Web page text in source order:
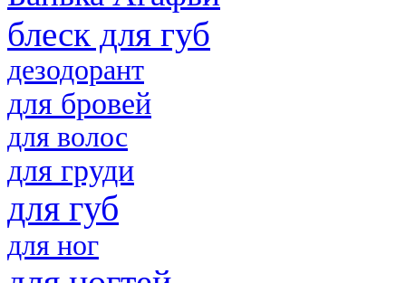
блеск для губ
дезодорант
для бровей
для волос
для груди
для губ
для ног